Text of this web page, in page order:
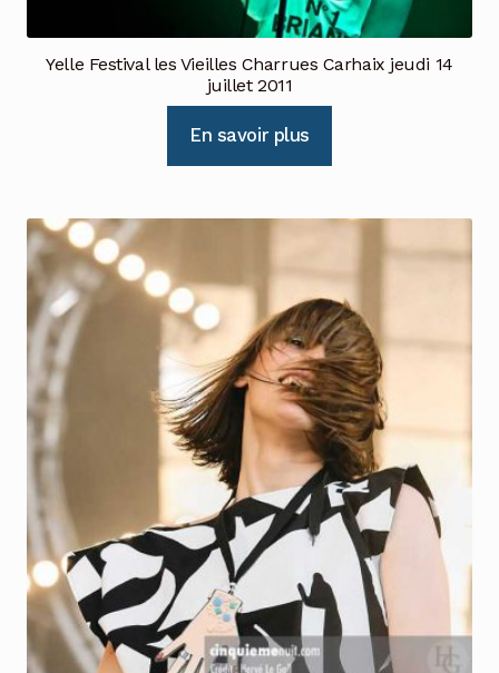
Yelle Festival les Vieilles Charrues Carhaix jeudi 14
juillet 2011
En savoir plus